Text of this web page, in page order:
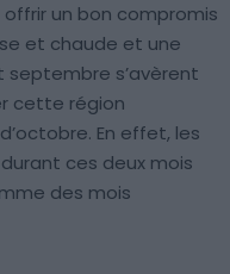
un bon compromis
et chaude et une
septembre s’avèrent
cette région
En effet, les
ces deux mois
des mois